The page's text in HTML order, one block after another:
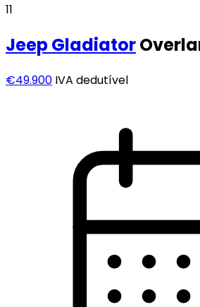
11
JeepGladiator
€49.900 IVA dedutível